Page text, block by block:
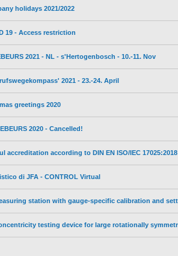
holidays 2021/2022
19 - Access restriction
2021 - NL - s'Hertogenbosch - 10.-11. Nov
2021 - 23.-24. April
greetings 2020
2020 - Cancelled!
accreditation according to DIN EN ISO/IEC 17025:2018
di JFA - CONTROL Virtual
station with gauge-specific calibration and
testing device for large rotationally